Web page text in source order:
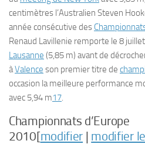
centimètres l’Australien Steven
année consécutive des
Renaud Lavillenie remporte le 8
Lausanne (5,85 m) avant de
àValence son premier titre de
occasion la meilleure performance
avec 5,94 m17.
Championnats d’Europe
2010[modifier | modifier